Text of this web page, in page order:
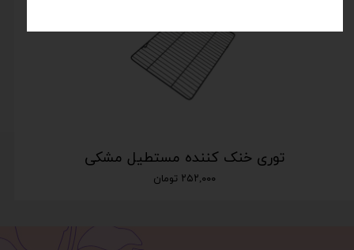
توری خنک کننده مستطیل مشکی
۲۵۲,۰۰۰ تومان